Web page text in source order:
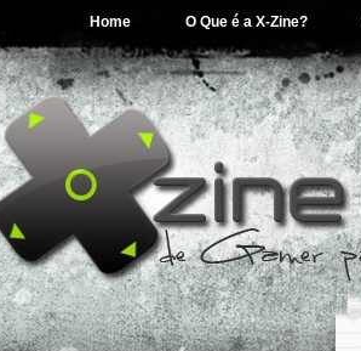
Home O Que é a X-Zine?